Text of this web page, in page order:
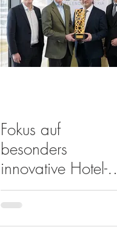
Fokus auf
besonders
innovative Hotel-
und
Gewerbeimmobilie
n